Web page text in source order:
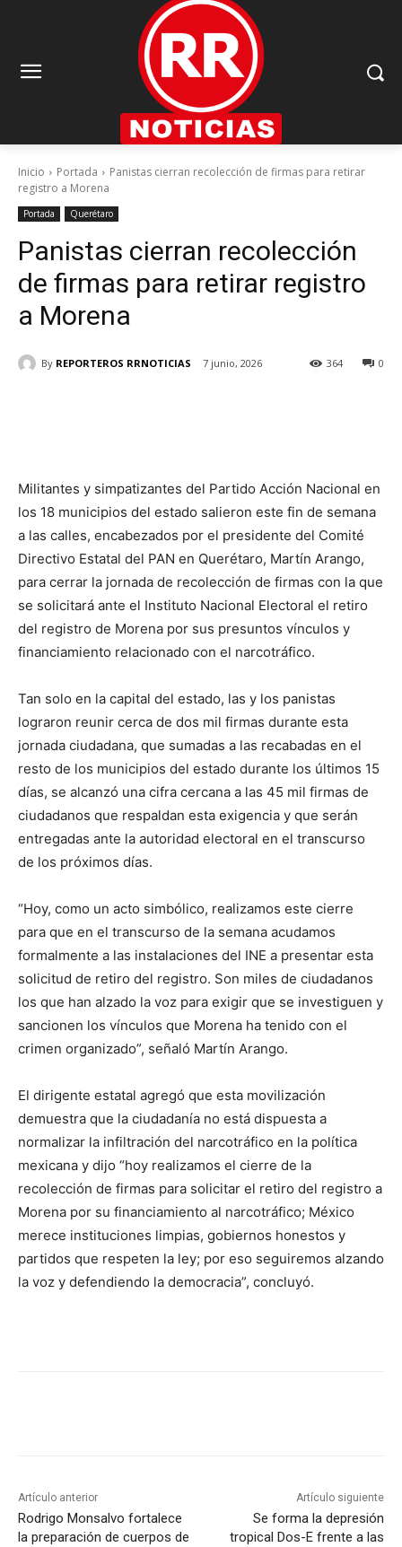
Inicio Portada
Panistas cierran recolección de firmas para retirar
registro a Morena
Portada Querétaro
Panistas cierran recolección
de firmas para retirar registro
a Morena
By REPORTEROS RRNOTICIAS 7 junio, 2026 0
364
Militantes y simpatizantes del Partido Acción Nacional en
los 18 municipios del estado salieron este fin de semana
a las calles, encabezados por el presidente del Comité
Directivo Estatal del PAN en Querétaro, Martín Arango,
para cerrar la jornada de recolección de firmas con la que
se solicitará ante el Instituto Nacional Electoral el retiro
del registro de Morena por sus presuntos vínculos y
financiamiento relacionado con el narcotráfico.
Tan solo en la capital del estado, las y los panistas
lograron reunir cerca de dos mil firmas durante esta
jornada ciudadana, que sumadas a las recabadas en el
resto de los municipios del estado durante los últimos 15
días, se alcanzó una cifra cercana a las 45 mil firmas de
ciudadanos que respaldan esta exigencia y que serán
entregadas ante la autoridad electoral en el transcurso
de los próximos días.
“Hoy, como un acto simbólico, realizamos este cierre
para que en el transcurso de la semana acudamos
formalmente a las instalaciones del INE a presentar esta
solicitud de retiro del registro. Son miles de ciudadanos
los que han alzado la voz para exigir que se investiguen y
sancionen los vínculos que Morena ha tenido con el
crimen organizado”, señaló Martín Arango.
El dirigente estatal agregó que esta movilización
demuestra que la ciudadanía no está dispuesta a
normalizar la infiltración del narcotráfico en la política
mexicana y dijo “hoy realizamos el cierre de la
recolección de firmas para solicitar el retiro del registro a
Morena por su financiamiento al narcotráfico; México
merece instituciones limpias, gobiernos honestos y
partidos que respeten la ley; por eso seguiremos alzando
la voz y defendiendo la democracia”, concluyó.
Artículo anterior
Rodrigo Monsalvo fortalece
la preparación de cuerpos de
Artículo siguiente
Se forma la depresión
tropical Dos-E frente a las